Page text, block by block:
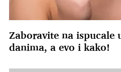
Zaboravite na ispucale
danima, a evo i kako!